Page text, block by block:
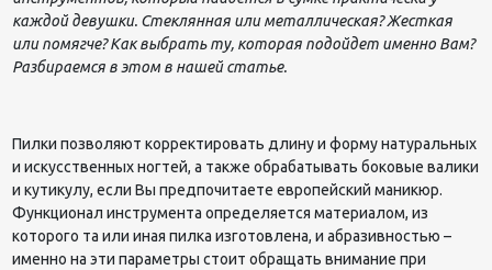
каждой девушки. Стеклянная или металлическая? Жесткая
или помягче? Как выбрать ту, которая подойдет именно Вам?
Разбираемся в этом в нашей статье.
Пилки позволяют корректировать длину и форму натуральных
и искусственных ногтей, а также обрабатывать боковые валики
и кутикулу, если Вы предпочитаете европейский маникюр.
Функционал инструмента определяется материалом, из
которого та или иная пилка изготовлена, и абразивностью –
именно на эти параметры стоит обращать внимание при